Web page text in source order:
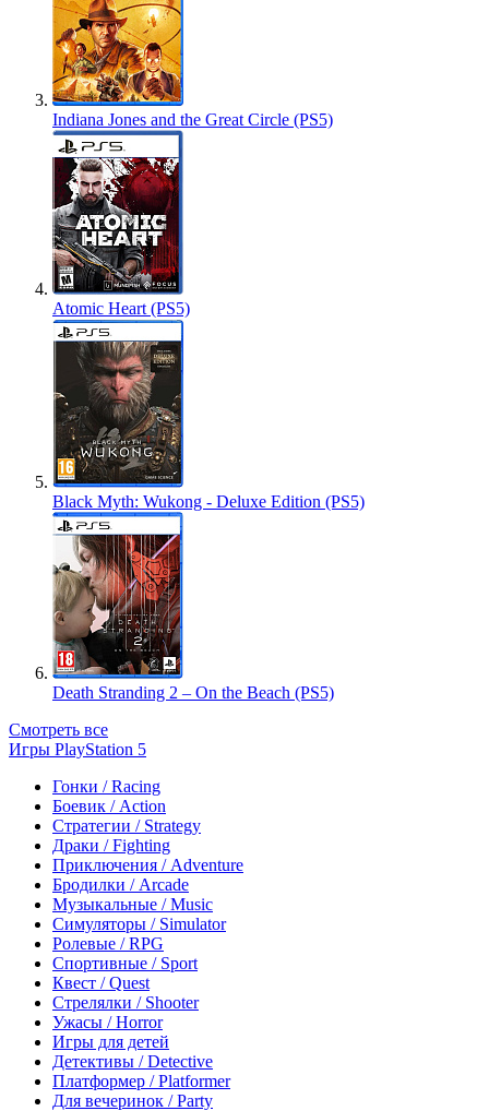
Indiana Jones and the Great Circle (PS5)
Atomic Heart (PS5)
Black Myth: Wukong - Deluxe Edition (PS5)
Death Stranding 2 – On the Beach (PS5)
Смотреть все
Игры PlayStation 5
Гонки / Racing
Боевик / Action
Стратегии / Strategy
Драки / Fighting
Приключения / Adventure
Бродилки / Arcade
Музыкальные / Music
Симуляторы / Simulator
Ролевые / RPG
Спортивные / Sport
Квест / Quest
Стрелялки / Shooter
Ужасы / Horror
Игры для детей
Детективы / Detective
Платформер / Platformer
Для вечеринок / Party